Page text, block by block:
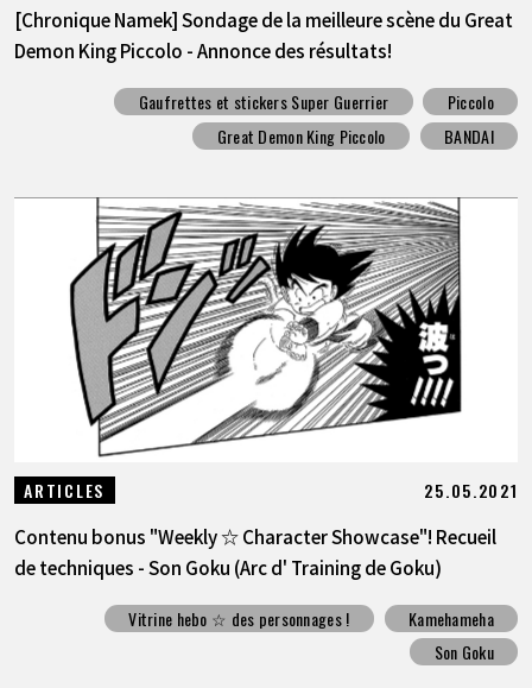
[Chronique Namek] Sondage de la meilleure scène du Great
Demon King Piccolo - Annonce des résultats!
Gaufrettes et stickers Super Guerrier
Piccolo
Great Demon King Piccolo
BANDAI
ARTICLES 25.05.2021
Contenu bonus "Weekly ☆ Character Showcase"! Recueil
de techniques - Son Goku (Arc d' Training de Goku)
Vitrine hebo ☆ des personnages !
Kamehameha
Son Goku